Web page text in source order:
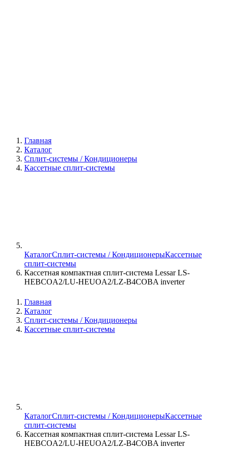
Главная
Каталог
Сплит-системы / Кондиционеры
Кассетные сплит-системы
КаталогСплит-системы / КондиционерыКассетные
сплит-системы
Кассетная компактная сплит-система Lessar LS-
HEBCOA2/LU-HEUOA2/LZ-B4COBA inverter
Главная
Каталог
Сплит-системы / Кондиционеры
Кассетные сплит-системы
КаталогСплит-системы / КондиционерыКассетные
сплит-системы
Кассетная компактная сплит-система Lessar LS-
HEBCOA2/LU-HEUOA2/LZ-B4COBA inverter